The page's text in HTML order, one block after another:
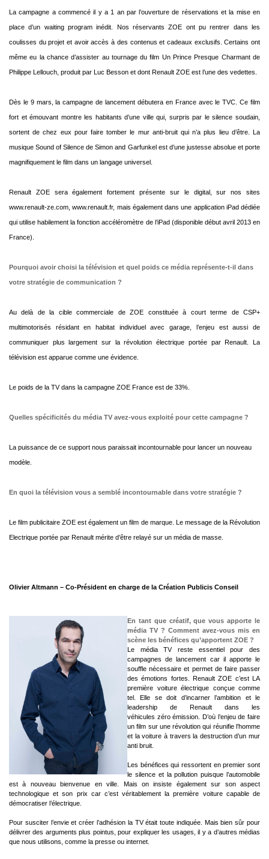
La campagne a commencé il y a 1 an par l’ouverture de réservations et la mise en
place d’un waiting program inédit. Nos réservants ZOE ont pu rentrer dans les
coulisses du projet et avoir accès à des contenus et cadeaux exclusifs. Certains ont
même eu la chance d’assister au tournage du film Un Prince Presque Charmant de
Philippe Lellouch, produit par Luc Besson et dont Renault ZOE est l’une des vedettes.
Dès le 9 mars, la campagne de lancement débutera en France avec le TVC. Ce film
fort et émouvant montre les habitants d’une ville qui, surpris par le silence soudain,
sortent de chez eux pour faire tomber le mur anti-bruit qui n’a plus lieu d’être. La
musique Sound of Silence de Simon and Garfunkel est d’une justesse absolue et porte
magnifiquement le film dans un langage universel.
Renault ZOE sera également fortement présente sur le digital, sur nos sites
www.renault-ze.com, www.renault.fr, mais également dans une application iPad dédiée
qui utilise habilement la fonction accéléromètre de l’iPad (disponible début avril 2013 en
France).
Pourquoi avoir choisi la télévision et quel poids ce média représente-t-il dans
votre stratégie de communication ?
Au delà de la cible commerciale de ZOE constituée à court terme de CSP+
multimotorisés résidant en habitat individuel avec garage, l’enjeu est aussi de
communiquer plus largement sur la révolution électrique portée par Renault. La
télévision est apparue comme une évidence.
Le poids de la TV dans la campagne ZOE France est de 33%.
Quelles spécificités du média TV avez-vous exploité pour cette campagne ?
La puissance de ce support nous paraissait incontournable pour lancer un nouveau
modèle.
En quoi la télévision vous a semblé incontournable dans votre stratégie ?
Le film publicitaire ZOE est également un film de marque. Le message de la Révolution
Electrique portée par Renault mérite d’être relayé sur un média de masse.
Olivier Altmann – Co-Président en charge de la Création Publicis Conseil
En tant que créatif, que vous apporte le
média TV ? Comment avez-vous mis en
scène les bénéfices qu’apportent ZOE ?
Le média TV reste essentiel pour des
campagnes de lancement car il apporte le
souffle nécessaire et permet de faire passer
des émotions fortes. Renault ZOE c’est LA
première voiture électrique conçue comme
tel. Elle se doit d’incarner l’ambition et le
leadership de Renault dans les
véhicules zéro émission. D’où l’enjeu de faire
un film sur une révolution qui réunifie l’homme
et la voiture à travers la destruction d’un mur
anti bruit.
Les bénéfices qui ressortent en premier sont
le silence et la pollution puisque l’automobile
est à nouveau bienvenue en ville. Mais on insiste également sur son aspect
technologique et son prix car c’est véritablement la première voiture capable de
démocratiser l’électrique.
Pour susciter l’envie et créer l’adhésion la TV était toute indiquée. Mais bien sûr pour
délivrer des arguments plus pointus, pour expliquer les usages, il y a d’autres médias
que nous utilisons, comme la presse ou internet.